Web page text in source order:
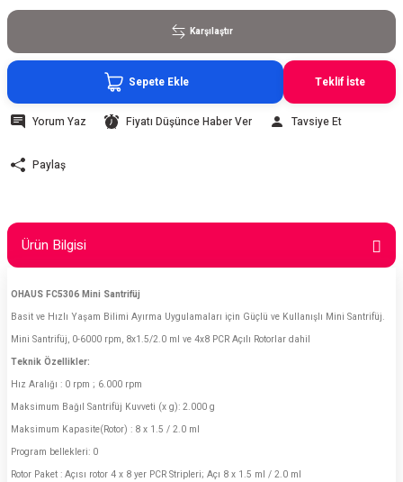
Karşılaştır
Sepete Ekle Teklif İste
Yorum Yaz Fiyatı Düşünce Haber Ver Tavsiye Et
Paylaş
Ürün Bilgisi
OHAUS FC5306 Mini Santrifüj
Basit ve Hızlı Yaşam Bilimi Ayırma Uygulamaları için Güçlü ve Kullanışlı Mini Santrifüj.
Mini Santrifüj, 0-6000 rpm, 8x1.5/2.0 ml ve 4x8 PCR Açılı Rotorlar dahil
Teknik Özellikler:
Hız Aralığı : 0 rpm ; 6.000 rpm
Maksimum Bağıl Santrifüj Kuvveti (x g): 2.000 g
Maksimum Kapasite(Rotor) : 8 x 1.5 / 2.0 ml
Program bellekleri: 0
Rotor Paket : Açısı rotor 4 x 8 yer PCR Stripleri; Açı 8 x 1.5 ml / 2.0 ml